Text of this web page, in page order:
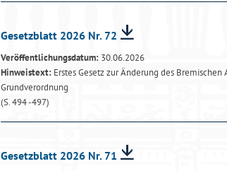
Gesetzblatt 2026 Nr. 72
Veröffentlichungsdatum: 30.06.2026
Hinweistext: Erstes Gesetz zur Änderung des
Grundverordnung
(S. 494 -497)
Gesetzblatt 2026 Nr. 71